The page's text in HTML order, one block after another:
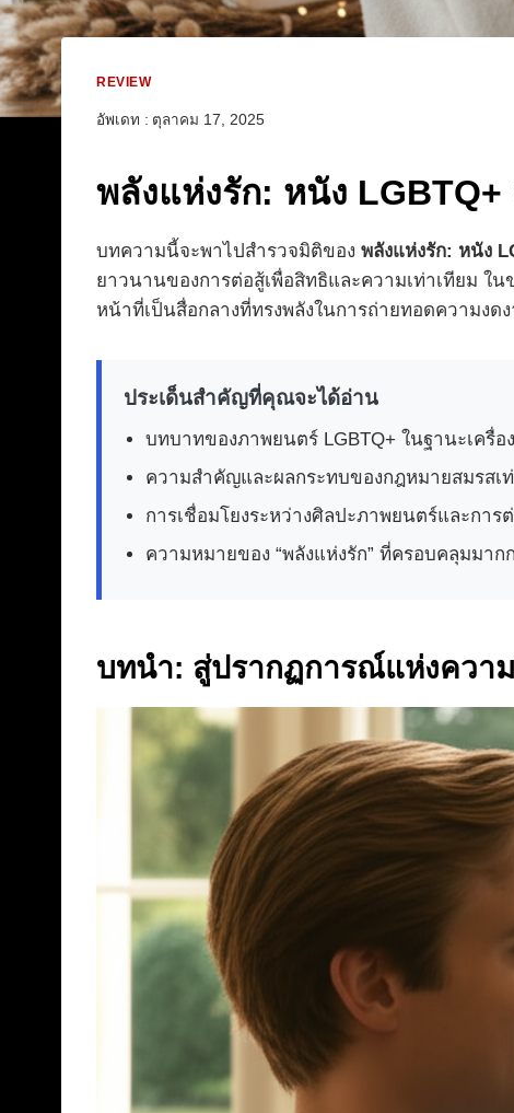
REVIEW
อัพเดท : ตุลาคม 17, 2025
พลังแห่งรัก: หนัง LGBTQ+
บทความนี้จะพาไปสำรวจมิติของ พลังแห่งรัก: หนัง
ยาวนานของการต่อสู้เพื่อสิทธิและความเท่าเทียม ใ
หน้าที่เป็นสื่อกลางที่ทรงพลังในการถ่ายทอดความง
ประเด็นสำคัญที่คุณจะได้อ่าน
บทบาทของภาพยนตร์ LGBTQ+ ในฐานะเครื่
ความสำคัญและผลกระทบของกฎหมายสมรสเ
การเชื่อมโยงระหว่างศิลปะภาพยนตร์และกา
ความหมายของ “พลังแห่งรัก” ที่ครอบคลุมมา
บทนำ: สู่ปรากฏการณ์แห่งความ